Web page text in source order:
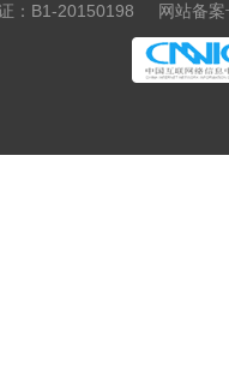
：B1-20150198
网站备